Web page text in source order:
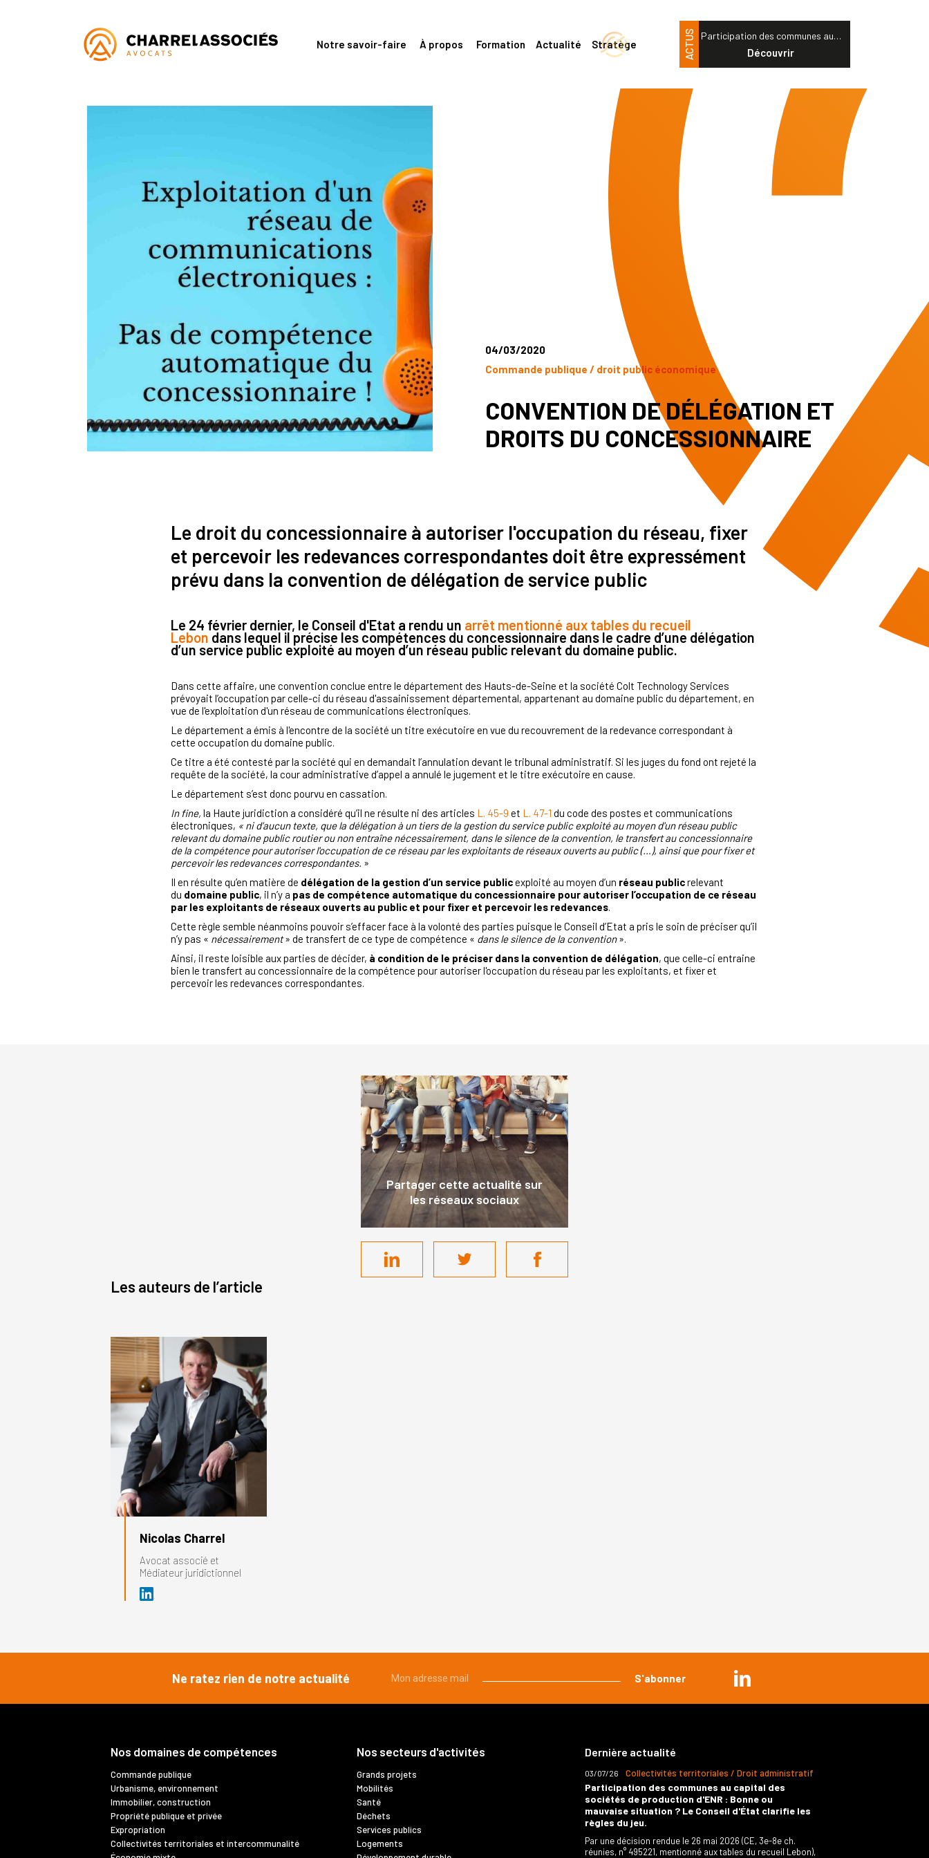
Notre savoir-faire À propos Formation Actualité Stratège ACTUS Participation des communes au…
Découvrir
04/03/2020
Commande publique / droit public économique
CONVENTION DE DÉLÉGATION ET
DROITS DU CONCESSIONNAIRE
Le droit du concessionnaire à autoriser l'occupation du réseau, fixer
et percevoir les redevances correspondantes doit être expressément
prévu dans la convention de délégation de service public
Le 24 février dernier, le Conseil d'Etat a rendu un arrêt mentionné aux tables du recueil
Lebon dans lequel il précise les compétences du concessionnaire dans le cadre d’une délégation
d’un service public exploité au moyen d’un réseau public relevant du domaine public.
Dans cette affaire, une convention conclue entre le département des Hauts-de-Seine et la société Colt Technology Services
prévoyait l’occupation par celle-ci du réseau d'assainissement départemental, appartenant au domaine public du département, en
vue de l'exploitation d'un réseau de communications électroniques.
Le département a émis à l'encontre de la société un titre exécutoire en vue du recouvrement de la redevance correspondant à
cette occupation du domaine public.
Ce titre a été contesté par la société qui en demandait l’annulation devant le tribunal administratif. Si les juges du fond ont rejeté la
requête de la société, la cour administrative d’appel a annulé le jugement et le titre exécutoire en cause.
Le département s’est donc pourvu en cassation.
In fine, la Haute juridiction a considéré qu’il ne résulte ni des articles L. 45-9 et L. 47-1 du code des postes et communications
électroniques, « ni d’aucun texte, que la délégation à un tiers de la gestion du service public exploité au moyen d'un réseau public
relevant du domaine public routier ou non entraîne nécessairement, dans le silence de la convention, le transfert au concessionnaire
de la compétence pour autoriser l'occupation de ce réseau par les exploitants de réseaux ouverts au public (…), ainsi que pour fixer et
percevoir les redevances correspondantes. »
Il en résulte qu’en matière de délégation de la gestion d’un service publicexploité au moyen d’un réseau publicrelevant
du domaine public, il n’y a pas de compétence automatique du concessionnaire pour autoriser l’occupation de ce réseau
par les exploitants de réseaux ouverts au public et pour fixer et percevoir les redevances.
Cette règle semble néanmoins pouvoir s’effacer face à la volonté des parties puisque le Conseil d’Etat a pris le soin de préciser qu’il
n’y pas « nécessairement» de transfert de ce type de compétence « dans le silence de la convention».
Ainsi, il reste loisible aux parties de décider, à condition de le préciser dans la convention de délégation, que celle-ci entraine
bien le transfert au concessionnaire de la compétence pour autoriser l'occupation du réseau par les exploitants, et fixer et
percevoir les redevances correspondantes.
Partager cette actualité sur
les réseaux sociaux
Les auteurs de l’article
Nicolas Charrel
Avocat associé et
Médiateur juridictionnel
Ne ratez rien de notre actualité Mon adresse mail
Nos domaines de compétences
Commande publique
Urbanisme, environnement
Immobilier, construction
Propriété publique et privée
Expropriation
Collectivités territoriales et intercommunalité
Nos secteurs d'activités
Grands projets
Mobilités
Santé
Déchets
Services publics
Logements
Dernière actualité
03/07/26 Collectivités territoriales / Droit administratif
Participation des communes au capital des
sociétés de production d'ENR : Bonne ou
mauvaise situation ? Le Conseil d'État clarifie les
règles du jeu.
Par une décision rendue le 26 mai 2026 (CE, 3e-8e ch.
réunies, n° 495221, mentionné aux tables du recueil Lebon),